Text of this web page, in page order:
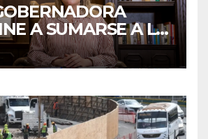
A SUMARSE A LA
NACIONAL DE